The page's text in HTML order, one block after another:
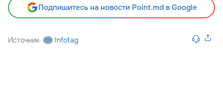
Подпишитесь на новости Point.md в Google
Источник Infotag